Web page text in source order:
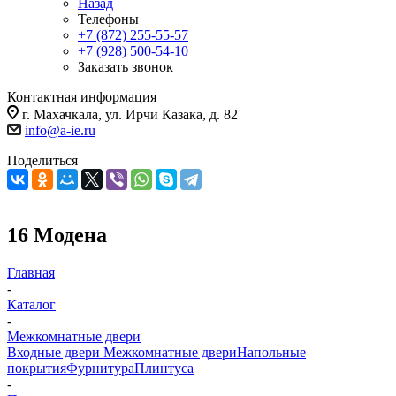
Назад
Телефоны
+7 (872) 255-55-57
+7 (928) 500-54-10
Заказать звонок
Контактная информация
г. Махачкала, ул. Ирчи Казака, д. 82
info@a-ie.ru
Поделиться
16 Модена
Главная
-
Каталог
-
Межкомнатные двери
Входные двери Межкомнатные двериНапольные
покрытияФурнитураПлинтуса
-